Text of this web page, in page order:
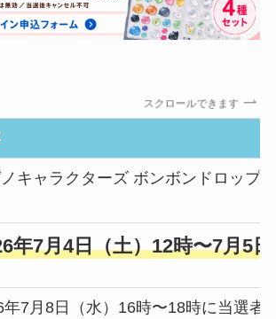
スクロールできます
キャラクターズ ボンボンドロップ
年7月4日（土）12時〜7月5
年7月8日（水）16時〜18時に当選者